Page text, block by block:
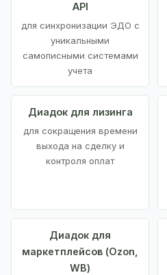
API
для синхронизации ЭДО с
уникальными
самописными системами
учета
Диадок для лизинга
для сокращения времени
выхода на сделку и
контроля оплат
Диадок для
маркетплейсов (Ozon,
WB)